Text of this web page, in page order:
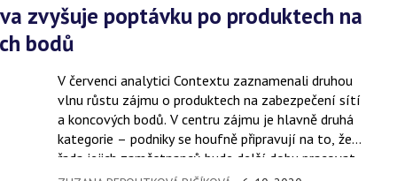
bodů
V červenci analytici Contextu zaznamenali druhou
vlnu růstu zájmu o produktech na zabezpečení sítí
a koncových bodů. V centru zájmu je hlavně druhá
kategorie – podniky se houfně připravují na to, že
řada jejich zaměstnanců bude delší dobu pracovat
z domova.